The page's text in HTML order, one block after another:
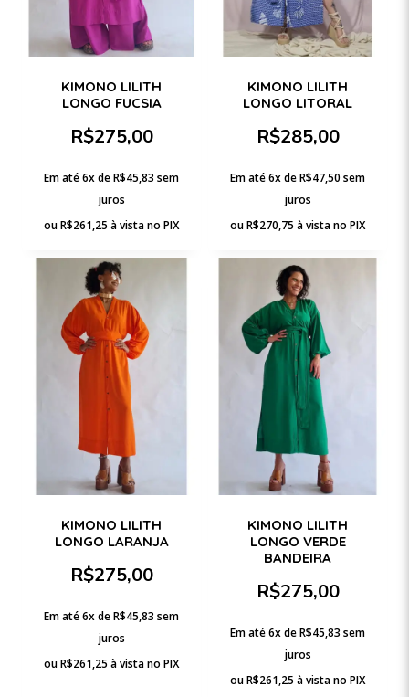
KIMONO LILITH
LONGO FUCSIA
R$275,00
Em até 6x deR$45,83 sem
juros
ouR$261,25 à vista no PIX
KIMONO LILITH
LONGO LITORAL
R$285,00
Em até 6x deR$47,50 sem
juros
ouR$270,75 à vista no PIX
KIMONO LILITH
LONGO LARANJA
R$275,00
Em até 6x deR$45,83 sem
juros
ouR$261,25 à vista no PIX
KIMONO LILITH
LONGO VERDE
BANDEIRA
R$275,00
Em até 6x deR$45,83 sem
juros
ouR$261,25 à vista no PIX